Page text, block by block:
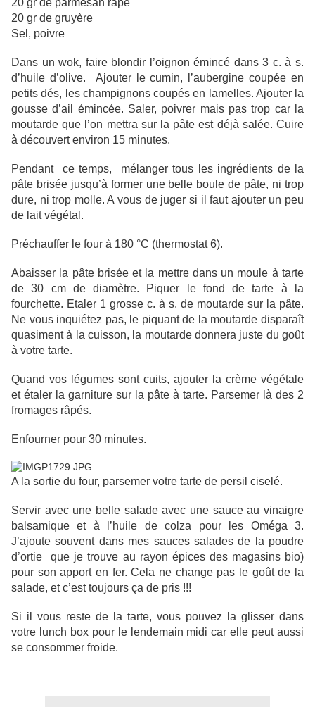
20 gr de parmesan râpé
20 gr de gruyère
Sel, poivre
Dans un wok, faire blondir l’oignon émincé dans 3 c. à s.
d’huile d’olive. Ajouter le cumin, l’aubergine coupée en
petits dés, les champignons coupés en lamelles. Ajouter la
gousse d’ail émincée. Saler, poivrer mais pas trop car la
moutarde que l’on mettra sur la pâte est déjà salée. Cuire
à découvert environ 15 minutes.
Pendant ce temps, mélanger tous les ingrédients de la
pâte brisée jusqu’à former une belle boule de pâte, ni trop
dure, ni trop molle. A vous de juger si il faut ajouter un peu
de lait végétal.
Préchauffer le four à 180 °C (thermostat 6).
Abaisser la pâte brisée et la mettre dans un moule à tarte
de 30 cm de diamètre. Piquer le fond de tarte à la
fourchette. Etaler 1 grosse c. à s. de moutarde sur la pâte.
Ne vous inquiétez pas, le piquant de la moutarde disparaît
quasiment à la cuisson, la moutarde donnera juste du goût
à votre tarte.
Quand vos légumes sont cuits, ajouter la crème végétale
et étaler la garniture sur la pâte à tarte. Parsemer là des 2
fromages râpés.
Enfourner pour 30 minutes.
A la sortie du four, parsemer votre tarte de persil ciselé.
Servir avec une belle salade avec une sauce au vinaigre
balsamique et à l’huile de colza pour les Oméga 3.
J’ajoute souvent dans mes sauces salades de la poudre
d’ortie que je trouve au rayon épices des magasins bio)
pour son apport en fer. Cela ne change pas le goût de la
salade, et c’est toujours ça de pris !!!
Si il vous reste de la tarte, vous pouvez la glisser dans
votre lunch box pour le lendemain midi car elle peut aussi
se consommer froide.